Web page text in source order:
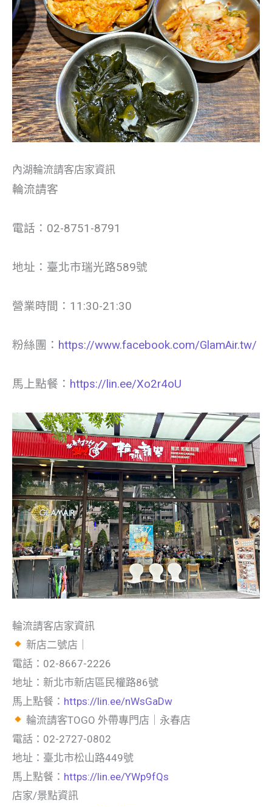
內湖輪流請客店家資訊
輪流請客
電話：02-8751-8791
地址：臺北市瑞光路589號
營業時間：11:30-21:30
粉絲團： https://www.facebook.com/GlamAir.tw/
馬上點餐： https://lin.ee/Xo2r4oU
輪流請客店家資訊
新店二號店｜
電話：02-8667-2226
地址：新北市新店區民權路86號
馬上點餐： https://lin.ee/nWsGaDw
輪流請客TOGO 外帶專門店｜永春店
電話：02-2727-0802
地址：臺北市松山路449號
馬上點餐： https://lin.ee/YWp9fQs
店家/景點資訊